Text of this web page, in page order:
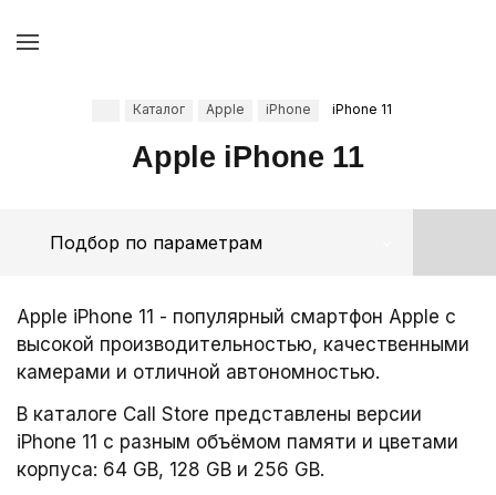
Каталог Apple iPhone iPhone 11
Apple iPhone 11
Подбор по параметрам
Apple iPhone 11 - популярный смартфон Apple с
высокой производительностью, качественными
камерами и отличной автономностью.
В каталоге Call Store представлены версии
iPhone 11 с разным объёмом памяти и цветами
корпуса: 64 GB, 128 GB и 256 GB.